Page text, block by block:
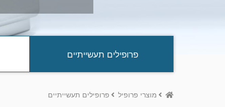
פרופילים תעשייתיים
Homeמוצרי פרופיל פרופילים תעשייתיים